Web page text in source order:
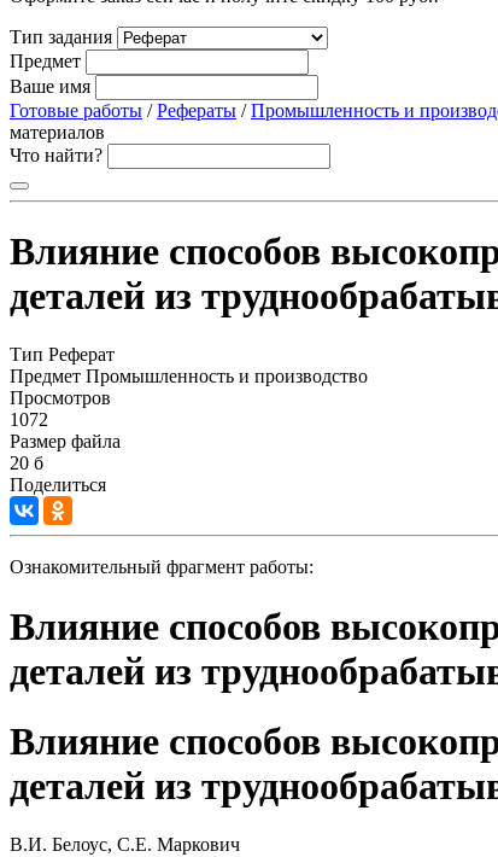
Тип задания
Предмет
Ваше имя
Готовые работы /Рефераты /Промышленность и
материалов
Что найти?
Влияние способов
деталей из
Тип Реферат
Предмет Промышленность и производство
Просмотров
1072
Размер файла
20 б
Поделиться
Ознакомительный фрагмент работы:
Влияние способов
деталей из
Влияние способов
деталей из
В.И. Белоус, С.Е. Маркович